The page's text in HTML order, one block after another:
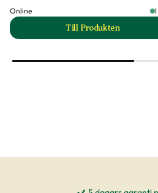
Online
Till Produkten
till Huvudsallat